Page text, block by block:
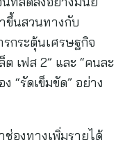
ขึ้นสวนทางกับ
กระตุ้นเศรษฐกิจ
เฟส 2” และ “คนละ
“รัดเข็มขัด” อย่าง
องทางเพิ่มรายได้